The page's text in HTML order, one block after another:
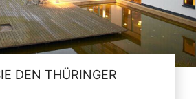
DEN THÜRINGER